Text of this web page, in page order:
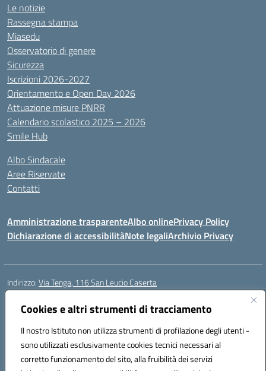
Cookies e altri strumenti di tracciamento
Il nostro Istituto non utilizza strumenti di profilazione degli utenti -
sono utilizzati esclusivamente cookies tecnici necessari al
corretto funzionamento del sito, alla fruibilità dei servizi
Le notizie
Rassegna stampa
Miasedu
Osservatorio di genere
Sicurezza
Iscrizioni 2026-2027
Orientamento e Open Day 2026
Attuazione misure PNRR
Calendario scolastico 2025 – 2026
Smile Hub
Albo Sindacale
Aree Riservate
Contatti
Amministrazione trasparenteAlbo onlinePrivacy Policy
Dichiarazione di accessibilitàNote legaliArchivio Privacy
Indirizzo:Via Tenga, 116 San Leucio Caserta
Centralino:
Posta elettronica certificata (PEC):ceis042009@pec.istruzione.it
Codice fiscale: 93098380616
Codice meccanografico:CEIS042009
Codice Indice delle Pubbliche Amministrazioni (IPA): islasleu
Codice unico di fatturazione (CUF): UFLTNX